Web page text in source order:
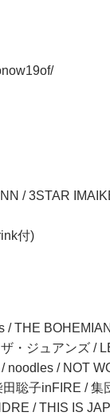
/ 3STAR
付)
/ THE
・ジュアンズ /
noodles / NOT
聡子inFIRE /
/ THIS IS